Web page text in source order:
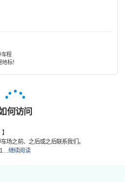
车程
标！
何访问
场之前、之后或之后联系我们。
…继续阅读